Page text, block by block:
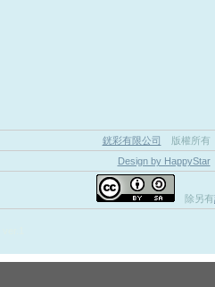
銧彩有限公司
版權所有
Design by HappyStar
除另有